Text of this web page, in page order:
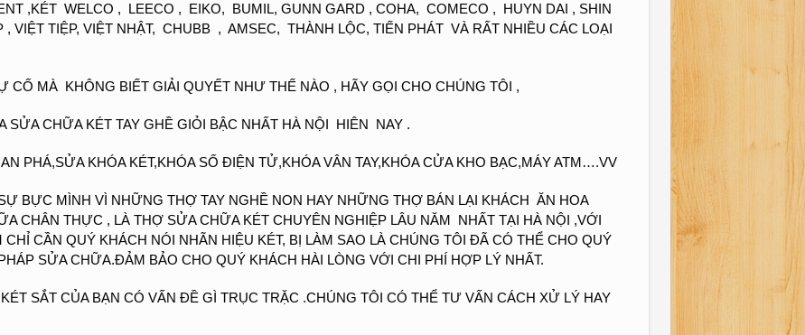
,KÉT WELCO , LEECO , EIKO, BUMIL, GUNN GARD , COHA, COMECO , HUYN DAI , SHIN
VIỆT TIỆP, VIỆT NHẬT, CHUBB , AMSEC, THÀNH LỘC, TIẾN PHÁT VÀ RẤT NHIỀU CÁC LOẠI
CỐ MÀ KHÔNG BIẾT GIẢI QUYẾT NHƯ THẾ NÀO , HÃY GỌI CHO CHÚNG TÔI ,
SỬA CHỮA KÉT TAY GHỀ GIỎI BẬC NHẤT HÀ NỘI HIÊN NAY .
PHÁ,SỬA KHÓA KÉT,KHÓA SỐ ĐIỆN TỬ,KHÓA VÂN TAY,KHÓA CỬA KHO BẠC,MÁY ATM….VV
BỰC MÌNH VÌ NHỮNG THỢ TAY NGHỀ NON HAY NHỮNG THỢ BÁN LẠI KHÁCH ĂN HOA
CHÂN THỰC , LÀ THỢ SỬA CHỮA KÉT CHUYÊN NGHIỆP LÂU NĂM NHẤT TẠI HÀ NỘI ,VỚI
CẦN QUÝ KHÁCH NÓI NHÃN HIỆU KÉT, BỊ LÀM SAO LÀ CHÚNG TÔI ĐÃ CÓ THỂ CHO QUÝ
SỬA CHỮA.ĐẢM BẢO CHO QUÝ KHÁCH HÀI LÒNG VỚI CHI PHÍ HỢP LÝ NHẤT.
SẮT CỦA BẠN CÓ VẤN ĐỀ GÌ TRỤC TRẶC .CHÚNG TÔI CÓ THỂ TƯ VẤN CÁCH XỬ LÝ HAY